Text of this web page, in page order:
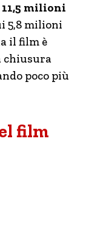
11,5 milioni
5,8 milioni
il film è
chiusura
poco più
film